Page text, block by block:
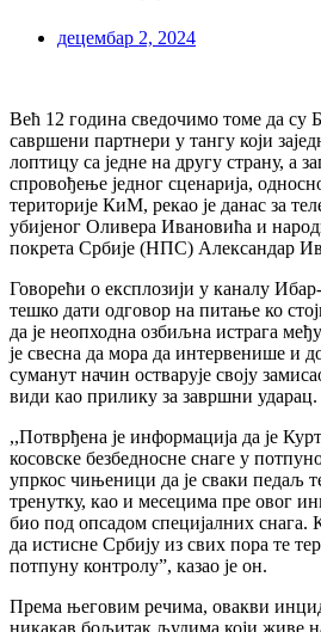
децембар 2, 2024
Већ 12 година сведочимо томе да су
савршени партнери у тангу који
лоптицу са једне на другу страну, а
спровођење једног сценарија,
територије КиМ, рекао је данас за
убијеног Оливера Ивановића и
покрета Србије (НПС) Александар
Говорећи о експлозији у каналу
тешко дати одговор на питање ко
да је неопходна озбиљна истрага
је свесна да мора да интервенише и
суманут начин остварује своју
види као прилику за завршни ударац.
,,Потврђена је информација да је
косовске безбедносне снаге у
упркос чињеници да је сваки педаљ
тренутку, као и месецима пре овог
био под опсадом специјалних снага.
да истисне Србију из свих пора те
потпуну контролу”, казао је он.
Према његовим речима, овакви
никакав бољитак људима који живе